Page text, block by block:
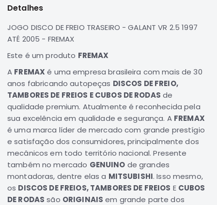
Transmissão
Elétrica
Acessórios
Pajero
Sport
e
Full
Motor
Suspensão
Freio
Correias
Filtros
Detalhes
JOGO DISCO DE FREIO TRASEIRO - GALANT VR 2.5 1997
ATÉ 2005 - FREMAX
Este é um produto FREMAX
A FREMAX é uma empresa brasileira com mais de 30
anos fabricando autopeças DISCOS DE FREIO,
TAMBORES DE FREIOS E CUBOS DE RODAS de
qualidade premium. Atualmente é reconhecida pela
sua excelência em qualidade e segurança. A FREMAX
é uma marca líder de mercado com grande prestígio
e satisfação dos consumidores, principalmente dos
mecânicos em todo território nacional. Presente
também no mercado GENUINO de grandes
montadoras, dentre elas a MITSUBISHI. Isso mesmo,
os DISCOS DE FREIOS, TAMBORES DE FREIOS E CUBOS
DE RODAS são ORIGINAIS em grande parte dos